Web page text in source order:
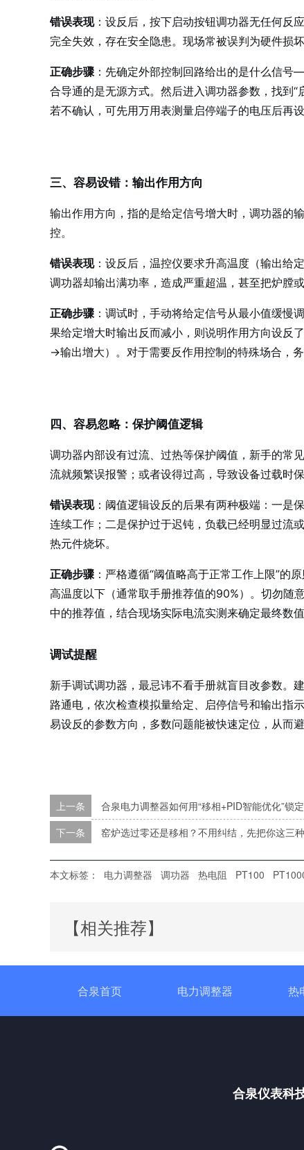
错误表现：设反后，按下启动按钮调功器无任何反
完全失效，存在安全隐患。现场常被误判为硬件损
正确步骤：先确定外部控制回路给出的是什么信
合导通的是无源方式。然后进入调功器参数，找到“
若不确认，可先用万用表测量启停端子的电压后再设
三、容易设错：输出作用方向
输出作用方向，指的是给定信号增大时，调功器的
控。
错误表现：设反后，温控仪要求升高温度（输出给
调功器却输出满功率，造成严重超温，甚至把炉膛
正确步骤：调试时，手动将给定信号从最小值缓慢
果给定增大时输出反而减小，则说明作用方向设反
→输出增大）。对于需要反作用控制的特殊场合，务
四、容易忽略：保护阈值逻辑
调功器内部设有过流、过热等保护阈值，新手的
流就频繁误报警；或者设得过高，导致设备过载时保
错误表现：阈值逻辑设反的后果有两种极端：一是
连续工作；二是保护过于迟钝，负载已经明显过流
热元件烧坏。
正确步骤：严格遵循“阈值略高于正常工作上限”的
高温度以下（通常取手册推荐值的90%）。切勿随
中的推荐值，结合现场实际电流实测来确定最终数值
调试提醒
新手调试调功器，最忌讳不看手册就盲目改参数。
路通电，依次检查模拟量给定、启停信号和输出指
易设反的参数方向，多数问题能被快速定位，从而
上一条
合泉电力调整器如何用“移相+PID智能优化”锁
下一条 窑炉选过零还是移相？不用纠结，先把你这三
本文标签： 电力调整器 调功器 热电阻 PT100
【相关推荐】
合泉首页 电力调整器 热
合泉仪表科